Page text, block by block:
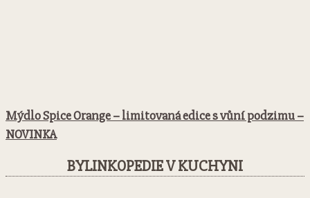
Mýdlo Spice Orange – limitovaná edice s vůní podzimu –
NOVINKA
BYLINKOPEDIE V KUCHYNI